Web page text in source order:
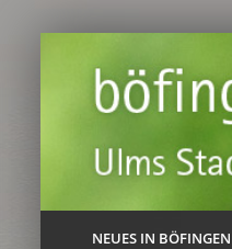
NEUES IN BÖFINGEN